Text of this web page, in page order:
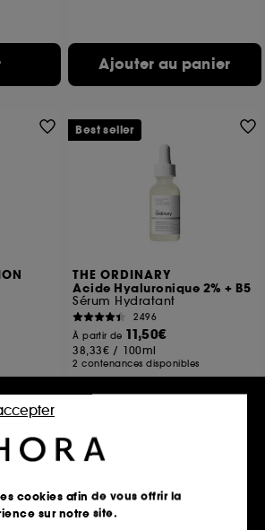
Ajouter au panier
THE ORDINARY
Acide Hyaluronique 2% + B5
Sérum Hydratant
2496
À partir de 11,50€
38,33€ / 100ml
2 contenances disponibles
Best seller
cookies afin de vous offrir la
sur notre site.